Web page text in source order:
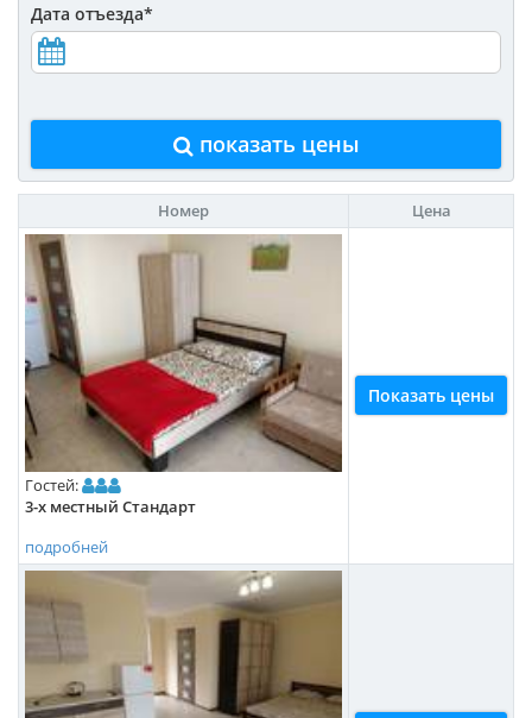
Дата отъезда*
показать цены
Номер Цена
Гостей:
3-х местный Стандарт
подробней
Показать цены